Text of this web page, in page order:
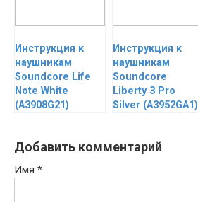
Инструкция к
наушникам
Soundcore Life
Note White
(A3908G21)
Инструкция к
наушникам
Soundcore
Liberty 3 Pro
Silver (A3952GA1)
Добавить комментарий
Имя *